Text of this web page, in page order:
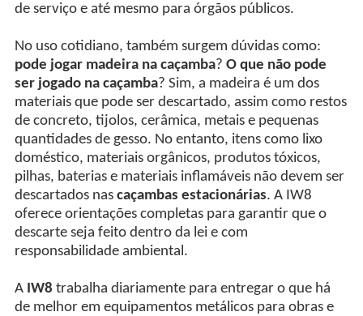
de serviço e até mesmo para órgãos públicos.
No uso cotidiano, também surgem dúvidas como:
pode jogar madeira na caçamba? O que não pode
ser jogado na caçamba? Sim, a madeira é um dos
materiais que pode ser descartado, assim como restos
de concreto, tijolos, cerâmica, metais e pequenas
quantidades de gesso. No entanto, itens como lixo
doméstico, materiais orgânicos, produtos tóxicos,
pilhas, baterias e materiais inflamáveis não devem ser
descartados nas caçambas estacionárias. A IW8
oferece orientações completas para garantir que o
descarte seja feito dentro da lei e com
responsabilidade ambiental.
A IW8 trabalha diariamente para entregar o que há
de melhor em equipamentos metálicos para obras e